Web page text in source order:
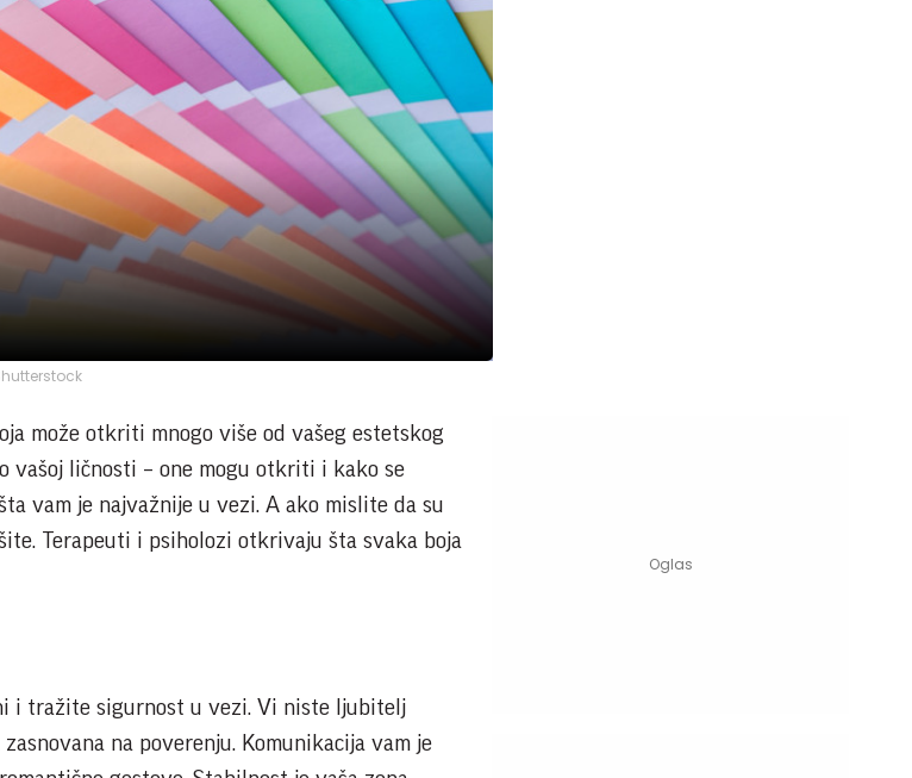
može otkriti mnogo više od vašeg estetskog
vašoj ličnosti – one mogu otkriti i kako se
vam je najvažnije u vezi. A ako mislite da su
Terapeuti i psiholozi otkrivaju šta svaka boja
i tražite sigurnost u vezi. Vi niste ljubitelj
na poverenju. Komunikacija vam je